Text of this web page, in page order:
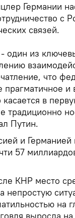
Германии
с
связей.
один из
что
и
в
традиционно
Путин.
и Германией
57
КНР место
непростую
на